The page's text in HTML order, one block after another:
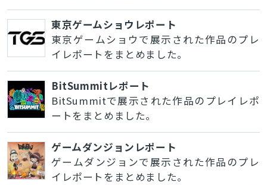
東京ゲームショウレポート
東京ゲームショウで展示された作品のプレ
イレポートをまとめました。
BitSummitレポート
BitSummitで展示された作品のプレイレポ
ートをまとめました。
ゲームダンジョンレポート
ゲームダンジョンで展示された作品のプレ
イレポートをまとめました。